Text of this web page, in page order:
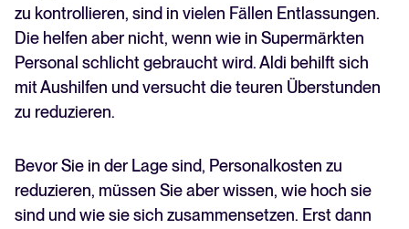
zu kontrollieren, sind in vielen Fällen Entlassungen.
Die helfen aber nicht, wenn wie in Supermärkten
Personal schlicht gebraucht wird. Aldi behilft sich
mit Aushilfen und versucht die teuren Überstunden
zu reduzieren.
Bevor Sie in der Lage sind, Personalkosten zu
reduzieren, müssen Sie aber wissen, wie hoch sie
sind und wie sie sich zusammensetzen. Erst dann